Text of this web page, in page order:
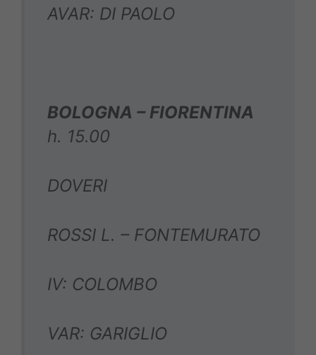
AVAR: DI PAOLO
BOLOGNA – FIORENTINA
h. 15.00
DOVERI
ROSSI L. – FONTEMURATO
IV: COLOMBO
VAR: GARIGLIO